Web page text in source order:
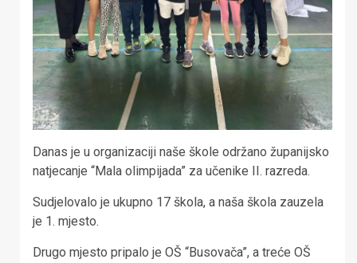
Danas je u organizaciji naše škole održano županijsko
natjecanje “Mala olimpijada” za učenike II. razreda.
Sudjelovalo je ukupno 17 škola, a naša škola zauzela
je 1. mjesto.
Drugo mjesto pripalo je OŠ “Busovača”, a treće OŠ